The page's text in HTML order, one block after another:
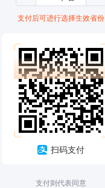
支付后可进行选择生效省份
扫码支付
支付则代表同意